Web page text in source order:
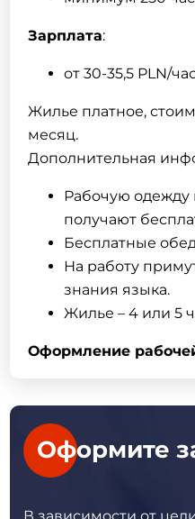
Зарплата:
от 30-35,5 PLN/
Жилье платное,
месяц.
Дополнительная
Рабочую одежду
получают
Бесплатные
На работу
знания языка.
Жилье – 4 или 5
Оформление
Оформите